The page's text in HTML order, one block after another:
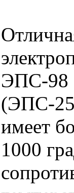
ЭПС-98
(ЭПС-
имеет
1000